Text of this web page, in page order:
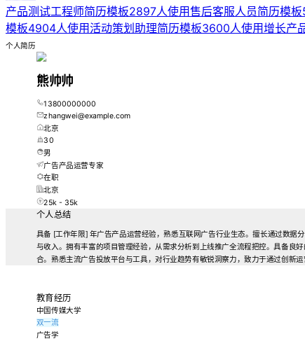
产品测试工程师简历模板2897人使用售后客服人员简历模板
模板4904人使用活动策划助理简历模板3600人使用增长产
个人简历
熊帅帅
13800000000
zhangwei@example.com
北京
30
男
广告产品运营专家
在职
北京
25k - 35k
个人总结
具备 [工作年限] 年广告产品运营经验，熟悉互联网广告行业生态。擅长通过数据
与收入。拥有丰富的项目管理经验，从需求分析到上线推广全流程把控。具备良
合。熟悉主流广告投放平台与工具，对行业趋势有敏锐洞察力，致力于通过创新运
教育经历
中国传媒大学
双一流
广告学